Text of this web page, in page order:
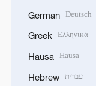
German Deutsch
Greek Ελληνικά
Hausa Hausa
Hebrew עברית